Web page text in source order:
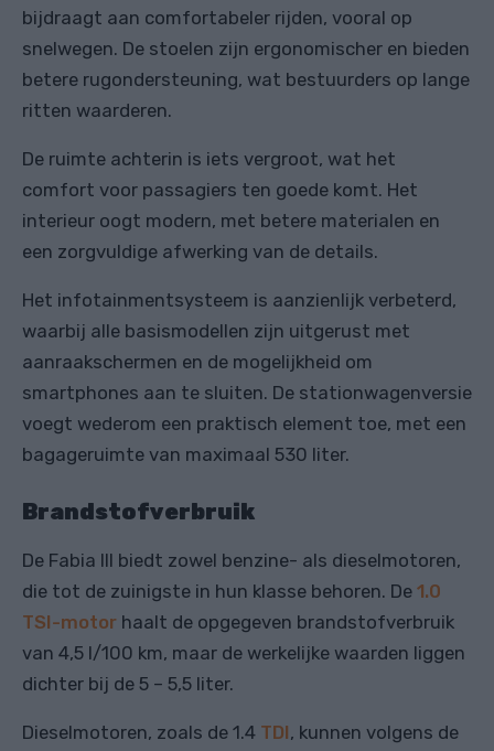
bijdraagt aan comfortabeler rijden, vooral op
snelwegen. De stoelen zijn ergonomischer en bieden
betere rugondersteuning, wat bestuurders op lange
ritten waarderen.
De ruimte achterin is iets vergroot, wat het
comfort voor passagiers ten goede komt. Het
interieur oogt modern, met betere materialen en
een zorgvuldige afwerking van de details.
Het infotainmentsysteem is aanzienlijk verbeterd,
waarbij alle basismodellen zijn uitgerust met
aanraakschermen en de mogelijkheid om
smartphones aan te sluiten. De stationwagenversie
voegt wederom een praktisch element toe, met een
bagageruimte van maximaal 530 liter.
Brandstofverbruik
De Fabia III biedt zowel benzine- als dieselmotoren,
die tot de zuinigste in hun klasse behoren. De 1.0
TSI-motor haalt de opgegeven brandstofverbruik
van 4,5 l/100 km, maar de werkelijke waarden liggen
dichter bij de 5 – 5,5 liter.
Dieselmotoren, zoals de 1.4 TDI, kunnen volgens de